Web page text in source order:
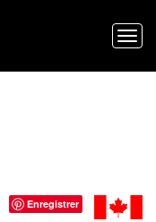
Enregistrer